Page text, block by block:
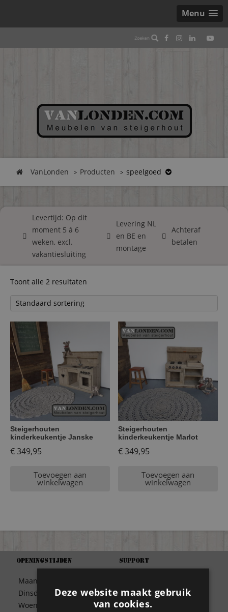
Menu
VanLonden Producten speelgoed
Levertijd: Op dit
moment 5 á 6
weken, excl.
vakantiesluiting
Levering NL
en BE en
montage
Achteraf
betalen
Toont alle 2 resultaten
Steigerhouten
kinderkeukentje Janske
€349,95
Toevoegen aan
winkelwagen
Steigerhouten
kinderkeukentje Marlot
€349,95
Toevoegen aan
winkelwagen
Openingstijden
Maandag
Dinsdag
Woensdag
09:30 – 17:00
09:30 – 17:00
Support
Betaalwijze
Bezorgen
Deze website maakt gebruik
van cookies.